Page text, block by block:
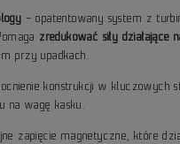
– opatentowany system z
zredukować siły działające
przy upadkach.
konstrukcji w kluczowych
na wagę kasku.
zapięcie magnetyczne, które